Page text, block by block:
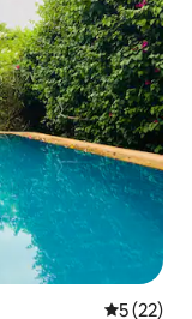
5 de uma
5 (22)